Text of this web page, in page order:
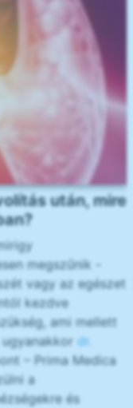
után, mire
megszűnik -
vagy az egészet
kezdve
ami mellett
dr.
– Prima Medica
a
és